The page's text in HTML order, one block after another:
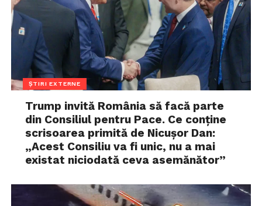
ȘTIRI EXTERNE
Trump invită România să facă parte
din Consiliul pentru Pace. Ce conține
scrisoarea primită de Nicușor Dan:
„Acest Consiliu va fi unic, nu a mai
existat niciodată ceva asemănător”